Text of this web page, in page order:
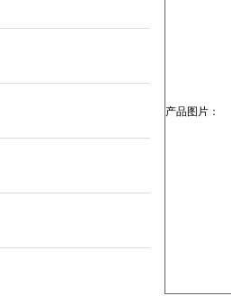
产品图片：